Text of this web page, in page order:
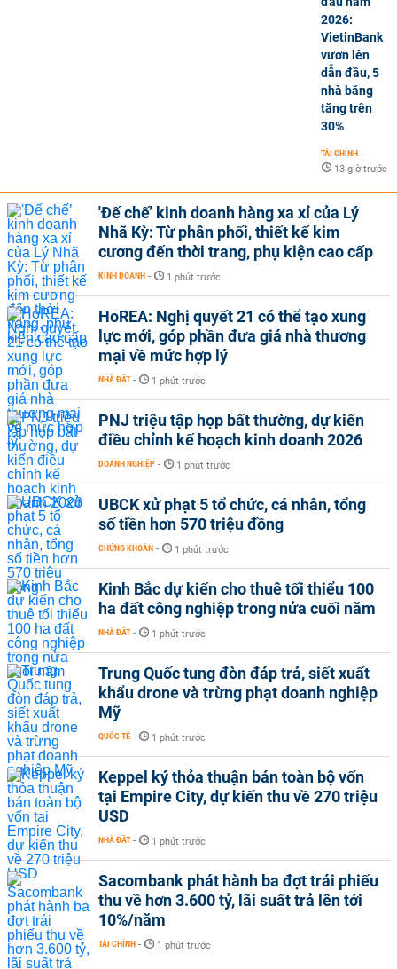
2026:
VietinBank
vươn lên
dẫn đầu, 5
nhà băng
tăng trên
30%
TÀI CHÍNH -
13 giờ trước
'Đế chế’ kinh doanh hàng xa xỉ của Lý
Nhã Kỳ: Từ phân phối, thiết kế kim
cương đến thời trang, phụ kiện cao cấp
KINH DOANH - 1 phút trước
HoREA: Nghị quyết 21 có thể tạo xung
lực mới, góp phần đưa giá nhà thương
mại về mức hợp lý
NHÀ ĐẤT - 1 phút trước
PNJ triệu tập họp bất thường, dự kiến
điều chỉnh kế hoạch kinh doanh 2026
DOANH NGHIỆP - 1 phút trước
UBCK xử phạt 5 tổ chức, cá nhân, tổng
số tiền hơn 570 triệu đồng
CHỨNG KHOÁN - 1 phút trước
Kinh Bắc dự kiến cho thuê tối thiểu 100
ha đất công nghiệp trong nửa cuối năm
NHÀ ĐẤT - 1 phút trước
Trung Quốc tung đòn đáp trả, siết xuất
khẩu drone và trừng phạt doanh nghiệp
Mỹ
QUỐC TẾ - 1 phút trước
Keppel ký thỏa thuận bán toàn bộ vốn
tại Empire City, dự kiến thu về 270 triệu
USD
NHÀ ĐẤT - 1 phút trước
Sacombank phát hành ba đợt trái phiếu
thu về hơn 3.600 tỷ, lãi suất trả lên tới
10%/năm
TÀI CHÍNH - 1 phút trước